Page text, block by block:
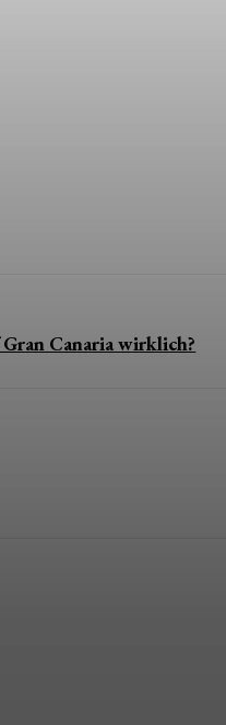
Canaria wirklich?